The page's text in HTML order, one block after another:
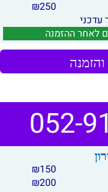
250
₪
עדכני
לאחר ההזמנה
052-
150
₪
200
₪